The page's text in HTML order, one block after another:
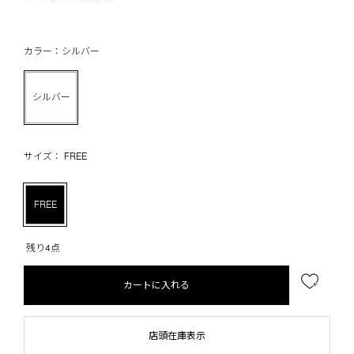
カラー：シルバー
シルバー
サイズ： FREE
FREE
残り4点
カートに入れる
店頭在庫表示